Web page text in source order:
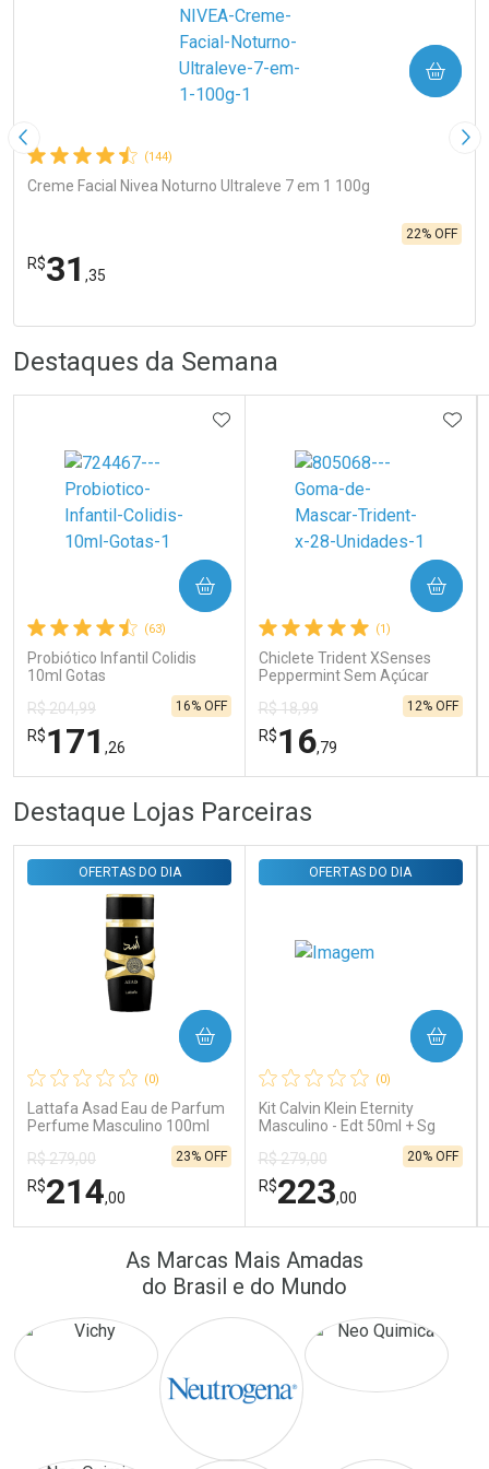
Imagem Anterior
(144)
Creme Facial Nivea Noturno Ultraleve 7 em 1 100g
R$31 ,35
22% OFF
COMPRAR
Laboratório
Ativar Desconto
Comprar sem Desconto
Por R$ 31,35/cada
Por Menos
Comprar sem Desconto
Por R$ 31,35/cada
Destaques da Semana
(63)
Probiótico Infantil Colidis
10ml Gotas
R$ 204,99
R$171 ,26
16% OFF
ADICIONAR AOS FAVORITOS
COMPRAR
FECHAR
Laboratório
Comprar sem Desconto
Por R$ 171,26/cada
FECHAR
Por Menos
Comprar sem Desconto
Por R$ 171,26/cada
(1)
Chiclete Trident XSenses
Peppermint Sem Açúcar
R$ 18,99
R$16,79
12% OFF
COMPRAR
Comprar sem Desconto
Por R$ 16,79/cada
Por Menos
Comprar sem Desconto
Por R$ 16,79/cada
Destaque Lojas Parceiras
(0)
Lattafa Asad Eau de Parfum
Perfume Masculino 100ml
OFERTAS DO DIA
R$ 279,00
R$214,00
23% OFF
COMPRAR
FECHAR
FECHAR
Por Menos
(0)
Kit Calvin Klein Eternity
Masculino - Edt 50ml + Sg
OFERTAS DO DIA
R$ 279,00
R$223,00
20% OFF
COMPRAR
Laboratório
Por Menos
As Marcas Mais Amadas
do Brasil e do Mundo